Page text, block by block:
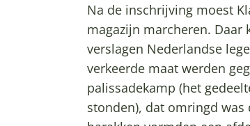
Na de inschrijving moest
magazijn marcheren. Daar
verslagen Nederlandse
verkeerde maat werden
palissadekamp (het
stonden), dat omringd